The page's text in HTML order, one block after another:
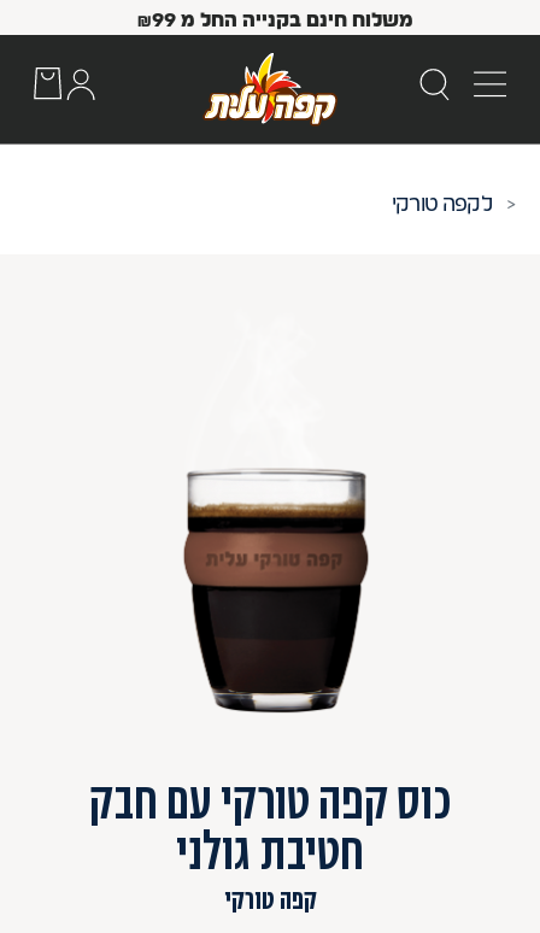
משלוח חינם בקנייה החל מ ₪99
קפה טורקי
כוס קפה טורקי עם חבק
חטיבת גולני
קפה טורקי